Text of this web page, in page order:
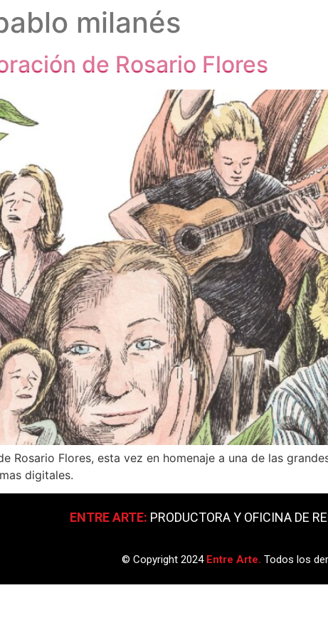
milanés
de Rosario Flores
Rosario Flores, esta vez en homenaje a una de las
digitales.
ENTRE ARTE: PRODUCTORA Y OFICINA DE
© Copyright 2024 Entre Arte. Todos los